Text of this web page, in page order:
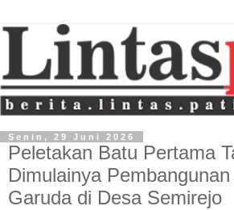
Senin, 29 Juni 2026
Peletakan Batu Pertama
Dimulainya
Garuda di Desa Semirejo